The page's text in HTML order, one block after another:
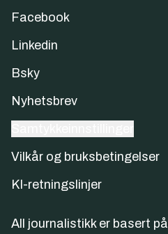
Facebook
Linkedin
Bsky
Nyhetsbrev
Vilkår og bruksbetingelser
KI-retningslinjer
All journalistikk er basert på